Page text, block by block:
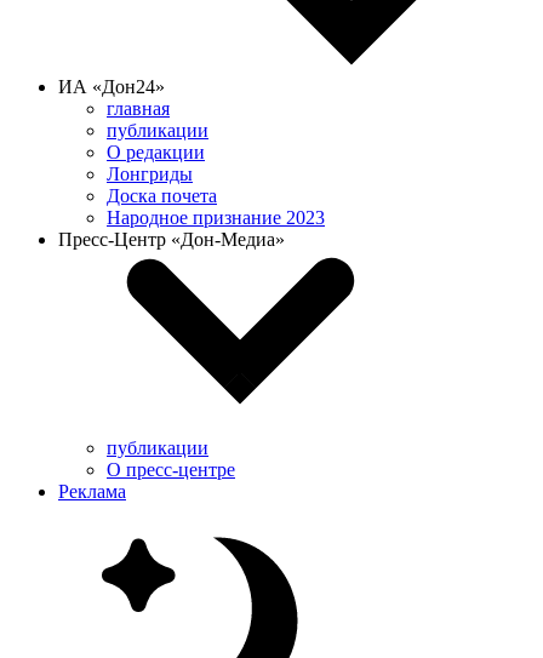
ИА «Дон24»
главная
публикации
О редакции
Лонгриды
Доска почета
Народное признание 2023
Пресс-Центр «Дон-Медиа»
публикации
О пресс-центре
Реклама